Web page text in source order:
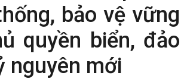
bảo vệ vững
quyền biển, đảo
nguyên mới